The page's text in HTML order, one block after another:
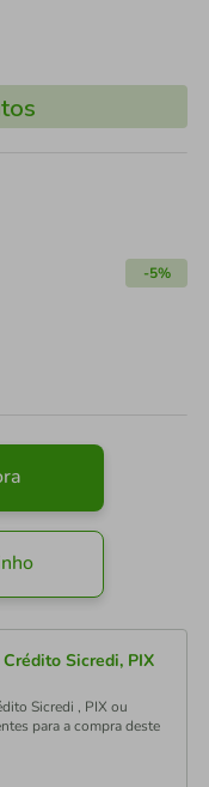
-5%
Sicredi, PIX
Sicredi , PIX ou
para a compra deste